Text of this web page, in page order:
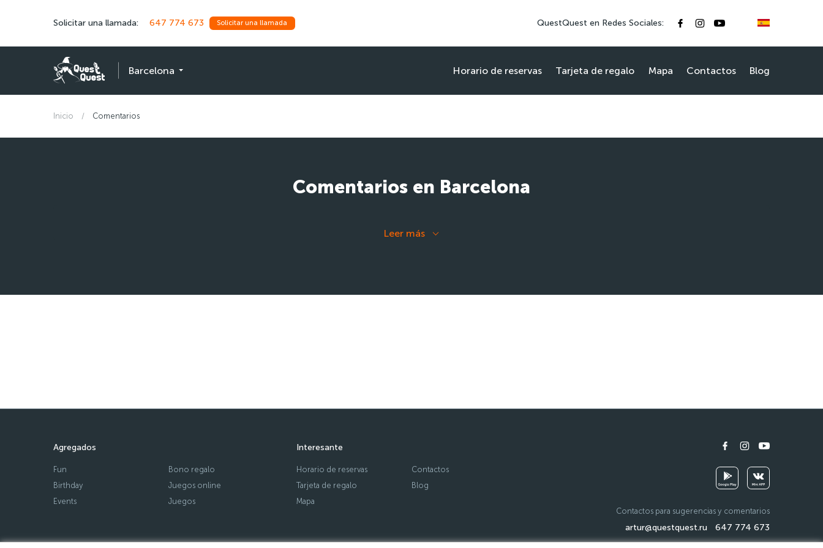
Solicitar una llamada: 647 774 673 Solicitar una llamada QuestQuest en Redes Sociales:
Barcelona Horario de reservas Tarjeta de regalo Mapa Contactos Blog
Inicio Comentarios
Comentarios en Barcelona
Leer más
Agregados
Fun
Birthday
Events
Bono regalo
Juegos online
Juegos
Interesante
Horario de reservas
Tarjeta de regalo
Mapa
Contactos
Blog
Contactos para sugerencias y comentarios
artur@questquest.ru 647 774 673